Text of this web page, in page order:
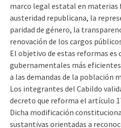
marco legal estatal en materias
austeridad republicana, la
paridad de género, la
renovación de los cargos
El objetivo de estas reformas
gubernamentales más
a las demandas de la población
Los integrantes del Cabildo
decreto que reforma el artículo
Dicha modificación
sustantivas orientadas a